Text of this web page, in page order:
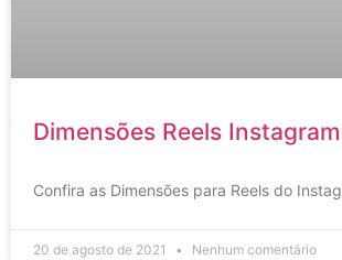
Dimensões Reels Instagram
Confira as Dimensões para Reels do
20 de agosto de 2021 Nenhum comentário